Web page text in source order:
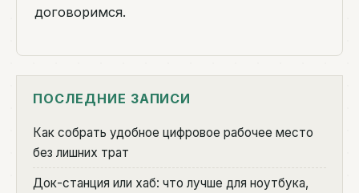
договоримся.
ПОСЛЕДНИЕ ЗАПИСИ
Как собрать удобное цифровое рабочее место
без лишних трат
Док-станция или хаб: что лучше для ноутбука,